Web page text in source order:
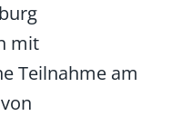
mit
Teilnahme am